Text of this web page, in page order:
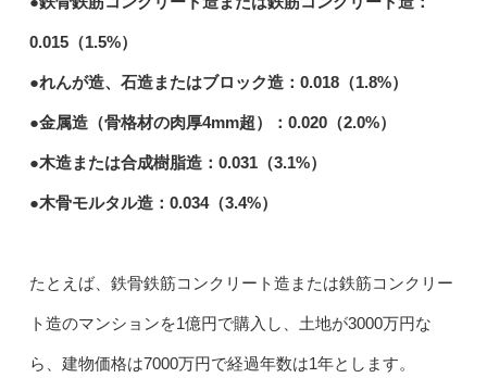
0.015（1.5%）
●れんが造、石造またはブロック造：0.018（1.8%）
●金属造（骨格材の肉厚4mm超）：0.020（2.0%）
●木造または合成樹脂造：0.031（3.1%）
●木骨モルタル造：0.034（3.4%）
たとえば、鉄骨鉄筋コンクリート造または鉄筋コンクリー
ト造のマンションを1億円で購入し、土地が3000万円な
ら、建物価格は7000万円で経過年数は1年とします。